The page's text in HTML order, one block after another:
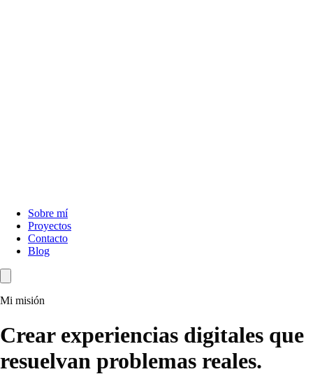
Sobre mí
Proyectos
Contacto
Blog
Mi misión
Crear experiencias digitales que
resuelvan problemas reales.